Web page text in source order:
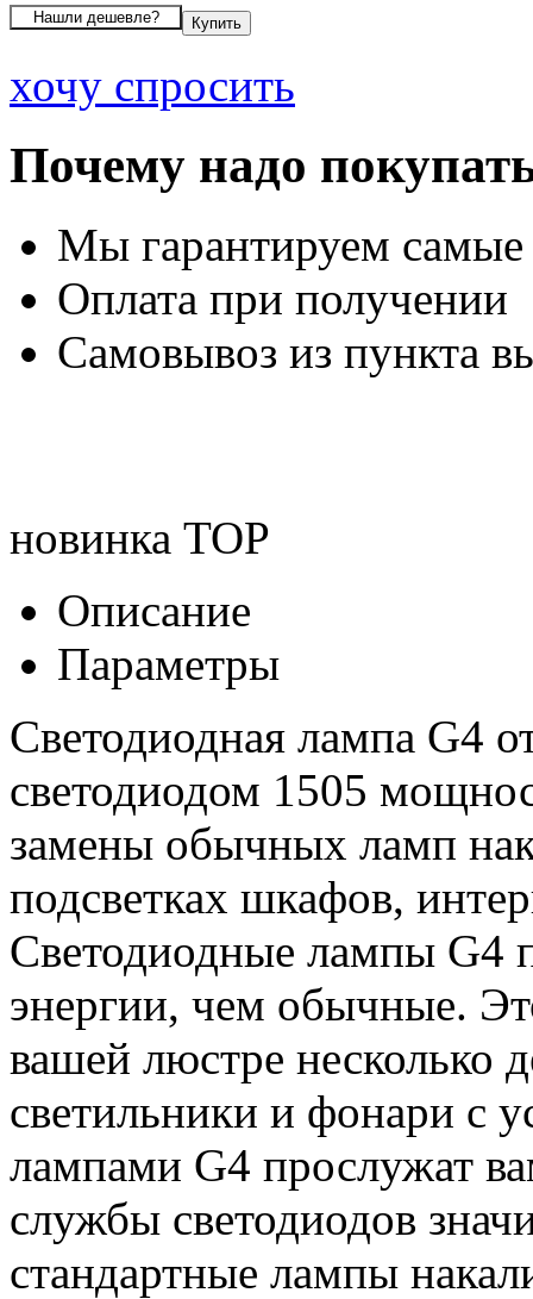
хочу спросить
Почему надо
Мы гарантируем
Оплата при получении
Самовывоз из пункта
новинка TOP
Описание
Параметры
Светодиодная лампа G4
светодиодом 1505
замены обычных ламп
подсветках шкафов,
Светодиодные лампы G4
энергии, чем обычные.
вашей люстре несколько
светильники и фонари с
лампами G4 прослужат
службы светодиодов
стандартные лампы